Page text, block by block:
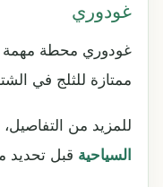
غودوري
غودوري محطة مهمة
ممتازة للثلج في
للمزيد من
السياحية قبل تحديد